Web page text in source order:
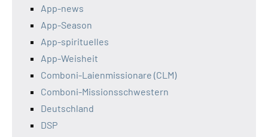
App-news
App-Season
App-spirituelles
App-Weisheit
Comboni-Laienmissionare (CLM)
Comboni-Missionsschwestern
Deutschland
DSP